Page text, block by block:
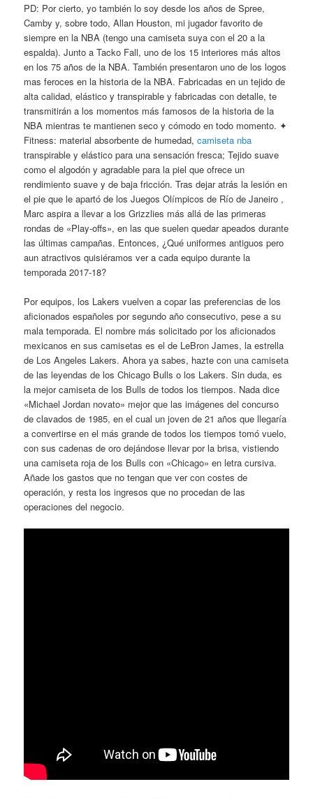
PD: Por cierto, yo también lo soy desde los años de Spree,
Camby y, sobre todo, Allan Houston, mi jugador favorito de
siempre en la NBA (tengo una camiseta suya con el 20 a la
espalda). Junto a Tacko Fall, uno de los 15 interiores más altos
en los 75 años de la NBA. También presentaron uno de los logos
mas feroces en la historia de la NBA. Fabricadas en un tejido de
alta calidad, elástico y transpirable y fabricadas con detalle, te
transmitirán a los momentos más famosos de la historia de la
NBA mientras te mantienen seco y cómodo en todo momento. ✦
Fitness: material absorbente de humedad,camiseta nba
transpirable y elástico para una sensación fresca; Tejido suave
como el algodón y agradable para la piel que ofrece un
rendimiento suave y de baja fricción. Tras dejar atrás la lesión en
el pie que le apartó de los Juegos Olímpicos de Río de Janeiro ,
Marc aspira a llevar a los Grizzlies más allá de las primeras
rondas de «Play-offs», en las que suelen quedar apeados durante
las últimas campañas. Entonces, ¿Qué uniformes antiguos pero
aun atractivos quisiéramos ver a cada equipo durante la
temporada 2017-18?
Por equipos, los Lakers vuelven a copar las preferencias de los
aficionados españoles por segundo año consecutivo, pese a su
mala temporada. El nombre más solicitado por los aficionados
mexicanos en sus camisetas es el de LeBron James, la estrella
de Los Angeles Lakers. Ahora ya sabes, hazte con una camiseta
de las leyendas de los Chicago Bulls o los Lakers. Sin duda, es
la mejor camiseta de los Bulls de todos los tiempos. Nada dice
«Michael Jordan novato» mejor que las imágenes del concurso
de clavados de 1985, en el cual un joven de 21 años que llegaría
a convertirse en el más grande de todos los tiempos tomó vuelo,
con sus cadenas de oro dejándose llevar por la brisa, vistiendo
una camiseta roja de los Bulls con «Chicago» en letra cursiva.
Añade los gastos que no tengan que ver con costes de
operación, y resta los ingresos que no procedan de las
operaciones del negocio.